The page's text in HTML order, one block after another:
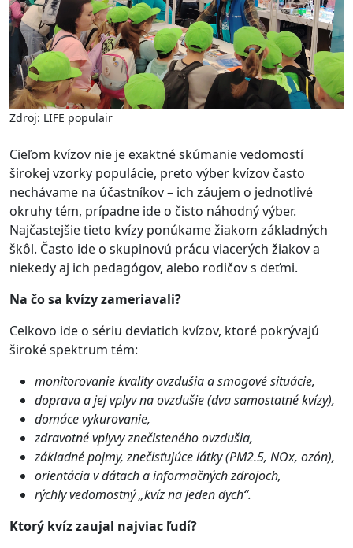
Zdroj: LIFE populair
Cieľom kvízov nie je exaktné skúmanie vedomostí
širokej vzorky populácie, preto výber kvízov často
nechávame na účastníkov – ich záujem o jednotlivé
okruhy tém, prípadne ide o čisto náhodný výber.
Najčastejšie tieto kvízy ponúkame žiakom základných
škôl. Často ide o skupinovú prácu viacerých žiakov a
niekedy aj ich pedagógov, alebo rodičov s deťmi.
Na čo sa kvízy zameriavali?
Celkovo ide o sériu deviatich kvízov, ktoré pokrývajú
široké spektrum tém:
monitorovanie kvality ovzdušia a smogové situácie,
doprava a jej vplyv na ovzdušie (dva samostatné kvízy),
domáce vykurovanie,
zdravotné vplyvy znečisteného ovzdušia,
základné pojmy, znečisťujúce látky (PM2.5, NOx, ozón),
orientácia v dátach a informačných zdrojoch,
rýchly vedomostný „kvíz na jeden dych“.
Ktorý kvíz zaujal najviac ľudí?